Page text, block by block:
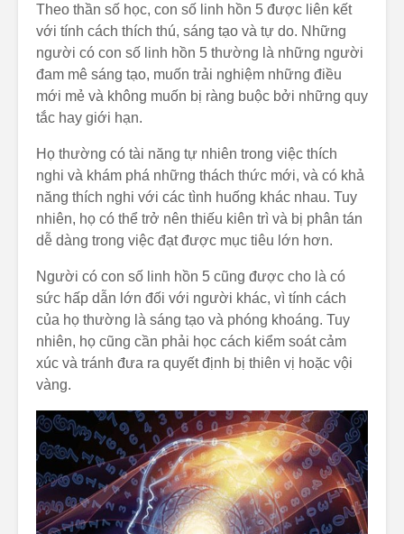
Theo thần số học, con số linh hồn 5 được liên kết
với tính cách thích thú, sáng tạo và tự do. Những
người có con số linh hồn 5 thường là những người
đam mê sáng tạo, muốn trải nghiệm những điều
mới mẻ và không muốn bị ràng buộc bởi những quy
tắc hay giới hạn.
Họ thường có tài năng tự nhiên trong việc thích
nghi và khám phá những thách thức mới, và có khả
năng thích nghi với các tình huống khác nhau. Tuy
nhiên, họ có thể trở nên thiếu kiên trì và bị phân tán
dễ dàng trong việc đạt được mục tiêu lớn hơn.
Người có con số linh hồn 5 cũng được cho là có
sức hấp dẫn lớn đối với người khác, vì tính cách
của họ thường là sáng tạo và phóng khoáng. Tuy
nhiên, họ cũng cần phải học cách kiểm soát cảm
xúc và tránh đưa ra quyết định bị thiên vị hoặc vội
vàng.